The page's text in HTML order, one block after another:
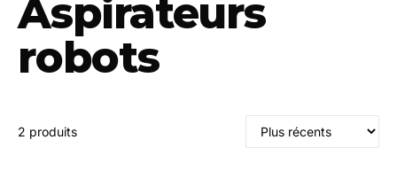
Aspirateurs
robots
2 produits